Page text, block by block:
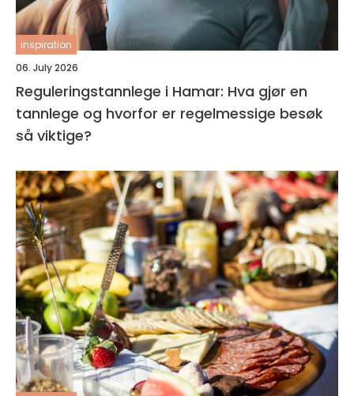
inspiration
06. July 2026
Reguleringstannlege i Hamar: Hva gjør en
tannlege og hvorfor er regelmessige besøk
så viktige?